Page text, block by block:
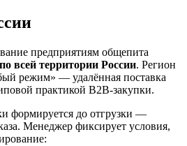
предприятиям общепита
по всей территории России. Регион
режим» — удалённая поставка
практикой B2B-закупки.
формируется до отгрузки —
Менеджер фиксирует условия,